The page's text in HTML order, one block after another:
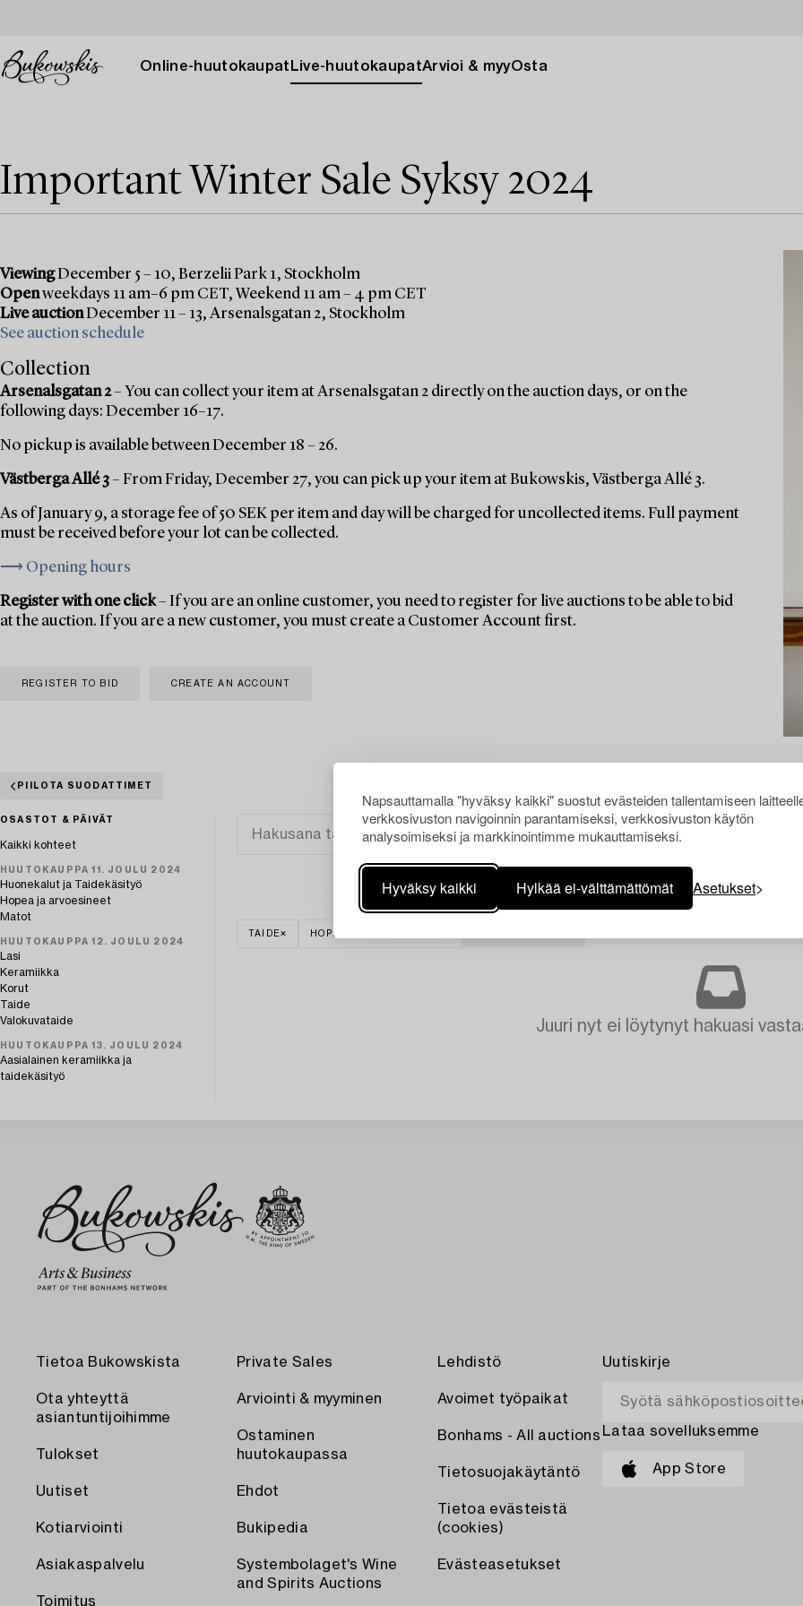
Napsauttamalla "hyväksy kaikki" suostut evästeiden tallentamiseen
verkkosivuston navigoinnin parantamiseksi, verkkosivuston käytön
analysoimiseksi ja markkinointimme mukauttamiseksi.
Hyväksy kaikki Hylkää ei-välttämättömät Asetukset
Online-huutokaupat Live-huutokaupatArvioi & myyOsta
Important Winter Sale Syksy 2024
ViewingDecember 5 – 10, Berzelii Park 1, Stockholm
Openweekdays 11 am–6 pm CET, Weekend 11 am – 4 pm CET
Live auctionDecember 11 – 13, Arsenalsgatan 2, Stockholm
See auction schedule
Collection
Arsenalsgatan 2– You can collect your item at Arsenalsgatan 2 directly on the auction days, or on the
following days: December 16–17.
No pickup is available between December 18 – 26.
Västberga Allé 3– From Friday, December 27, you can pick up your item at Bukowskis, Västberga Allé 3.
As of January 9, a storage fee of 50 SEK per item and day will be charged for uncollected items. Full payment
must be received before your lot can be collected.
⟶ Opening hours
Register with one click– If you are an online customer, you need to register for live auctions to be able to bid
at the auction. If you are a new customer, you must create a Customer Account first.
REGISTER TO BID CREATE AN ACCOUNT
PIILOTA SUODATTIMET
OSASTOT & PÄIVÄT
Kaikki kohteet
HUUTOKAUPPA 11. JOULU 2024
Huonekalut ja Taidekäsityö
Hopea ja arvoesineet
Matot
HUUTOKAUPPA 12. JOULU 2024
Lasi
Keramiikka
Korut
Taide
Valokuvataide
HUUTOKAUPPA 13. JOULU 2024
Aasialainen keramiikka ja
taidekäsityö
TAIDE HOPEA JA ARVOESINEET
Juuri nyt ei löytynyt hakuasi
Tietoa Bukowskista
Ota yhteyttä
asiantuntijoihimme
Tulokset
Uutiset
Kotiarviointi
Asiakaspalvelu
Toimitus
Private Sales
Arviointi & myyminen
Ostaminen
huutokaupassa
Ehdot
Bukipedia
Systembolaget's Wine
and Spirits Auctions
Lehdistö
Avoimet työpaikat
Bonhams - All auctions
Tietosuojakäytäntö
Tietoa evästeistä
(cookies)
Evästeasetukset
Uutiskirje
Lataa sovelluksemme
App Store